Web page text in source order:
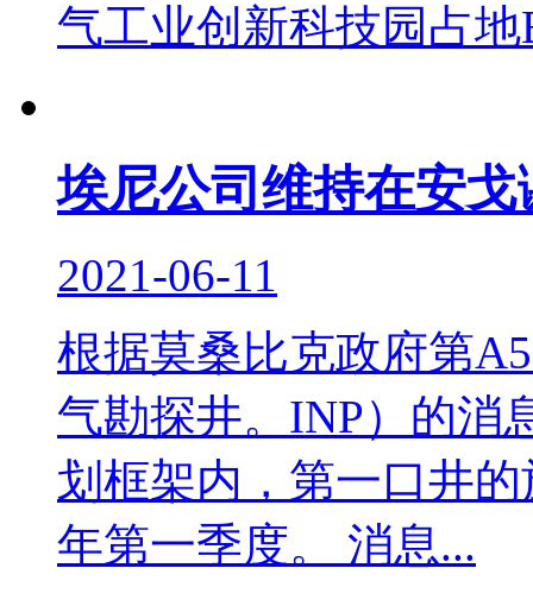
气工业创新科技园占地
埃尼公司维持在安
2021-06-11
根据莫桑比克政府第
气勘探井。INP）的消
划框架内，第一口井
年第一季度。 消息...